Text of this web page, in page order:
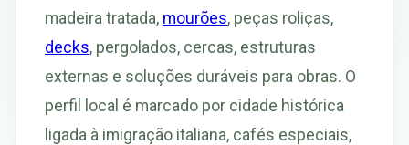
madeira tratada, mourões, peças roliças,
decks, pergolados, cercas, estruturas
externas e soluções duráveis para obras. O
perfil local é marcado por cidade histórica
ligada à imigração italiana, cafés especiais,